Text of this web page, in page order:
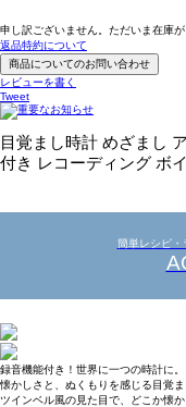
申し訳ございません。ただいま在庫が
返品特約について
商品についてのお問い合わせ
レビューを書く
Tweet
目覚まし時計 めざまし
付き レコーディング ボ
簡単レシピ・
録音機能付き！世界に一つの時計に。
懐かしさと、ぬくもりを感じる目覚ま
ツインベル風の見た目で、どこか懐